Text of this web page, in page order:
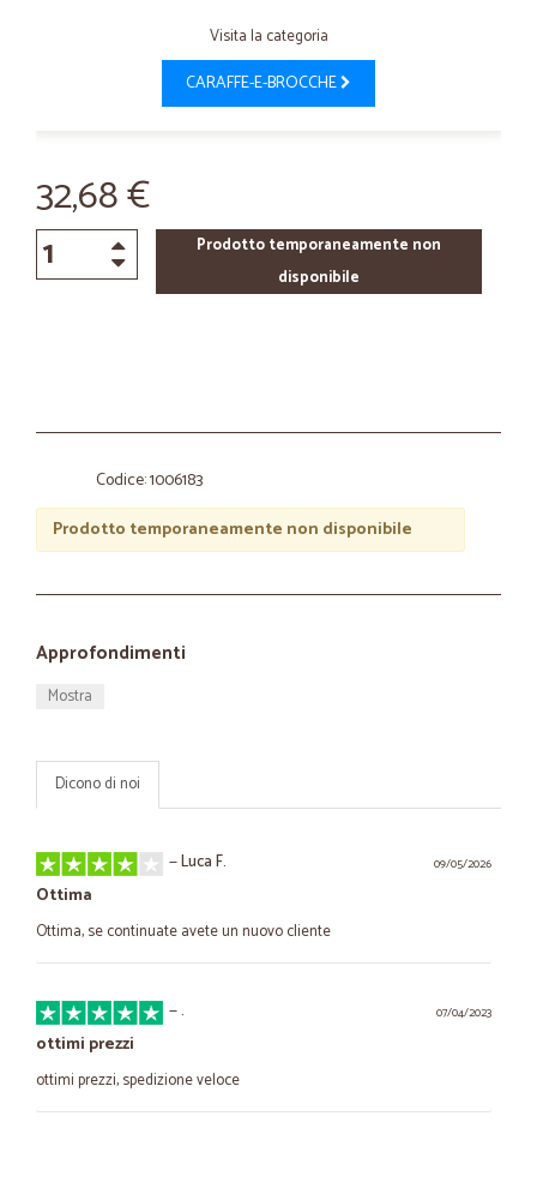
Visita la categoria
CARAFFE-E-BROCCHE
32,68 €
Prodotto temporaneamente non
disponibile
Codice: 1006183
Prodotto temporaneamente non disponibile
Approfondimenti
Mostra
Dicono di noi
09/05/2026
—Luca F.
Ottima
Ottima, se continuate avete un nuovo cliente
07/04/2023
—.
ottimi prezzi
ottimi prezzi, spedizione veloce